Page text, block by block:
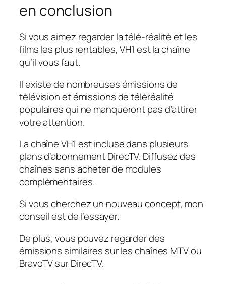
en conclusion
Si vous aimez regarder la télé-réalité et les
films les plus rentables, VH1 est la chaîne
qu’il vous faut.
Il existe de nombreuses émissions de
télévision et émissions de téléréalité
populaires qui ne manqueront pas d’attirer
votre attention.
La chaîne VH1 est incluse dans plusieurs
plans d’abonnement DirecTV. Diffusez des
chaînes sans acheter de modules
complémentaires.
Si vous cherchez un nouveau concept, mon
conseil est de l’essayer.
De plus, vous pouvez regarder des
émissions similaires sur les chaînes MTV ou
BravoTV sur DirecTV.